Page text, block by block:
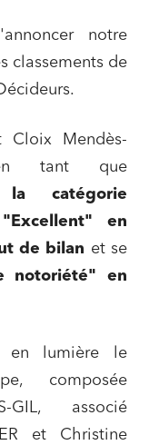
notre
classements de
Cloix Mendès-
tant que
la catégorie
"Excellent" en
de bilan et se
notoriété" en
en lumière le
composée
GIL, associé
et Christine